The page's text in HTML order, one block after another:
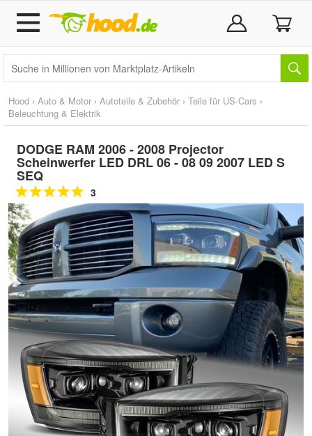
Hood › Auto & Motor › Autoteile & Zubehör › Teile für US-Cars ›
Beleuchtung & Elektrik
DODGE RAM 2006 - 2008 Projector
Scheinwerfer LED DRL 06 - 08 09 2007 LED S
SEQ
3